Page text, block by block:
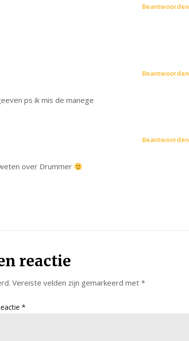
Beantwoorden
ps ik mis de manege
Beantwoorden
over Drummer
Beantwoorden
reactie
Vereiste velden zijn gemarkeerd met*
*